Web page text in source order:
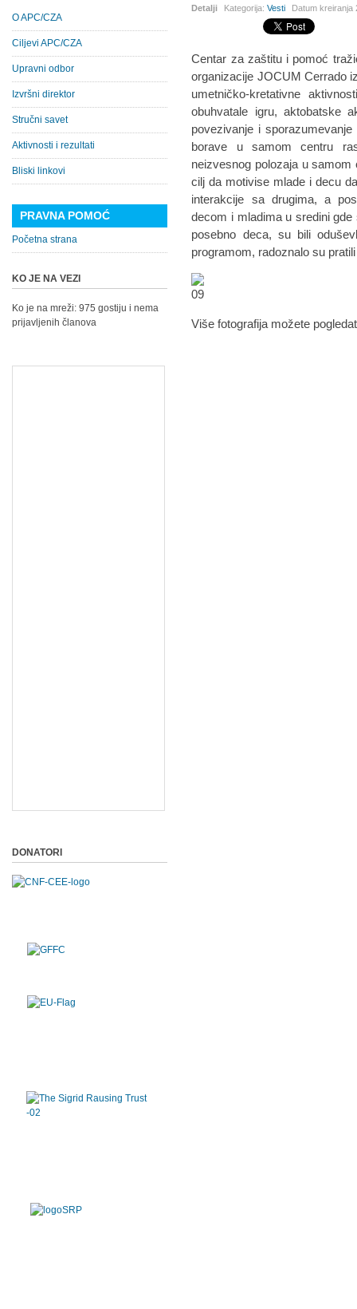
Detalji Kategorija:Vesti Datum kreiranja
Centar za zaštitu i pomoć
organizacije JOCUM Cerrado
umetničko-kretativne
obuhvatale igru, aktobatske
povezivanje i
borave u samom centru
neizvesnog polozaja u
cilj da motivise mlade i decu
interakcije sa drugima, a
decom i mladima u sredini
posebno deca, su bili
programom, radoznalo su
Više fotografija možete
O APC/CZA
Ciljevi APC/CZA
Upravni odbor
Izvršni direktor
Stručni savet
Aktivnosti i rezultati
Bliski linkovi
PRAVNA POMOĆ
Početna strana
KO JE NA VEZI
Ko je na mreži: 975 gostiju i nema
prijavljenih članova
DONATORI